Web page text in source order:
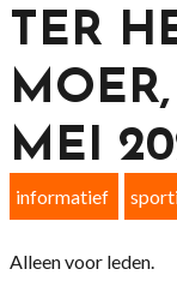
TER
MEI
informatief
Alleen voor leden.